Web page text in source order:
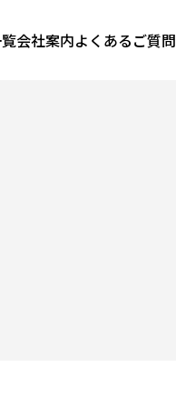
会社案内よくあるご質問